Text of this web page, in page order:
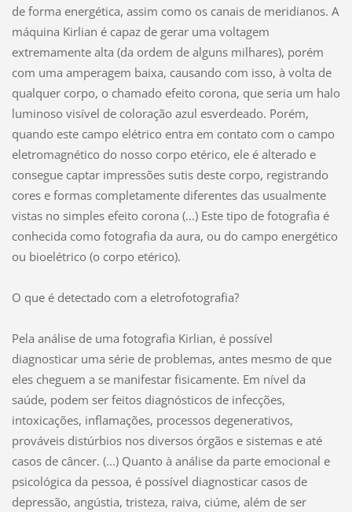
de forma energética, assim como os canais de meridianos. A
máquina Kirlian é capaz de gerar uma voltagem
extremamente alta (da ordem de alguns milhares), porém
com uma amperagem baixa, causando com isso, à volta de
qualquer corpo, o chamado efeito corona, que seria um halo
luminoso visível de coloração azul esverdeado. Porém,
quando este campo elétrico entra em contato com o campo
eletromagnético do nosso corpo etérico, ele é alterado e
consegue captar impressões sutis deste corpo, registrando
cores e formas completamente diferentes das usualmente
vistas no simples efeito corona (...) Este tipo de fotografia é
conhecida como fotografia da aura, ou do campo energético
ou bioelétrico (o corpo etérico).
O que é detectado com a eletrofotografia?
Pela análise de uma fotografia Kirlian, é possível
diagnosticar uma série de problemas, antes mesmo de que
eles cheguem a se manifestar fisicamente. Em nível da
saúde, podem ser feitos diagnósticos de infecções,
intoxicações, inflamações, processos degenerativos,
prováveis distúrbios nos diversos órgãos e sistemas e até
casos de câncer. (...) Quanto à análise da parte emocional e
psicológica da pessoa, é possível diagnosticar casos de
depressão, angústia, tristeza, raiva, ciúme, além de ser